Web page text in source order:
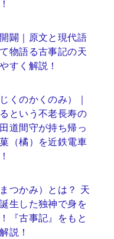
闢｜原文と現代語
物語る古事記の天
すく解説！
くのかくのみ）｜
という不老長寿の
道間守が持ち帰っ
（橘）を近鉄電車
つかみ）とは？ 天
生した独神で身を
『古事記』をもと
説！